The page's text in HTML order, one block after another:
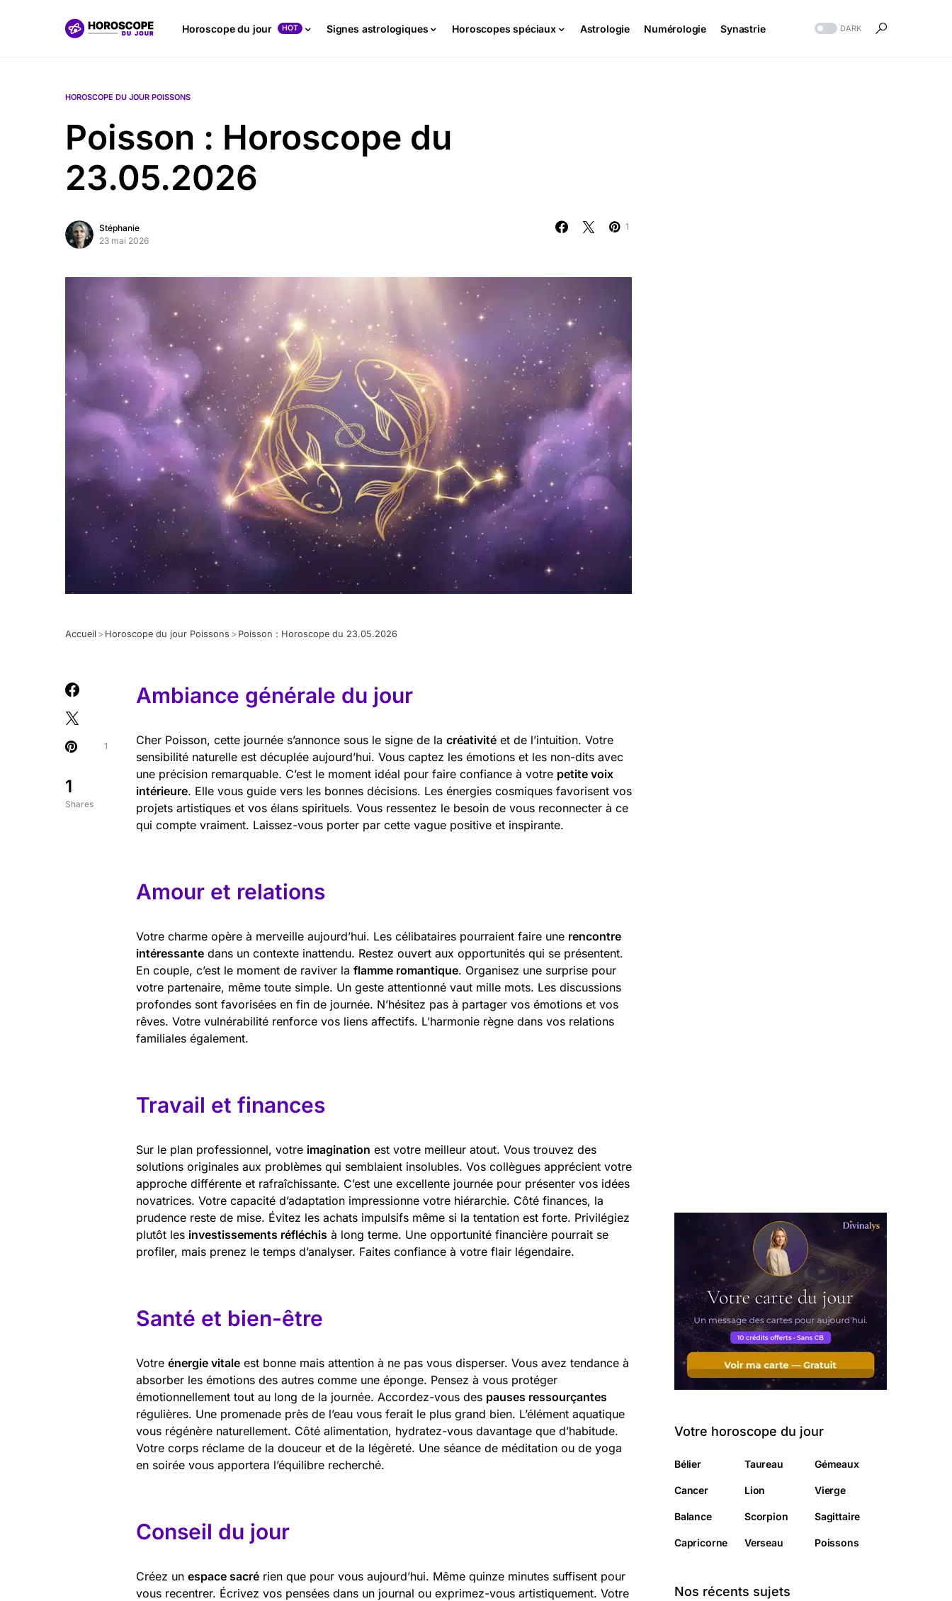
Horoscope du jour HOT Signes astrologiques Horoscopes spéciaux Astrologie Numérologie Synastrie DARK
HOROSCOPE DU JOUR POISSONS
Poisson : Horoscope du
23.05.2026
Stéphanie
23 mai 2026
1
Accueil > Horoscope du jour Poissons > Poisson : Horoscope du 23.05.2026
1
Shares
1
Ambiance générale du jour
Cher Poisson, cette journée s’annonce sous le signe de la créativité et de l’intuition. Votre
sensibilité naturelle est décuplée aujourd’hui. Vous captez les émotions et les non-dits avec
une précision remarquable. C’est le moment idéal pour faire confiance à votre petite voix
intérieure. Elle vous guide vers les bonnes décisions. Les énergies cosmiques favorisent vos
projets artistiques et vos élans spirituels. Vous ressentez le besoin de vous reconnecter à ce
qui compte vraiment. Laissez-vous porter par cette vague positive et inspirante.
Amour et relations
Votre charme opère à merveille aujourd’hui. Les célibataires pourraient faire une rencontre
intéressante dans un contexte inattendu. Restez ouvert aux opportunités qui se présentent.
En couple, c’est le moment de raviver la flamme romantique. Organisez une surprise pour
votre partenaire, même toute simple. Un geste attentionné vaut mille mots. Les discussions
profondes sont favorisées en fin de journée. N’hésitez pas à partager vos émotions et vos
rêves. Votre vulnérabilité renforce vos liens affectifs. L’harmonie règne dans vos relations
familiales également.
Travail et finances
Sur le plan professionnel, votre imagination est votre meilleur atout. Vous trouvez des
solutions originales aux problèmes qui semblaient insolubles. Vos collègues apprécient votre
approche différente et rafraîchissante. C’est une excellente journée pour présenter vos idées
novatrices. Votre capacité d’adaptation impressionne votre hiérarchie. Côté finances, la
prudence reste de mise. Évitez les achats impulsifs même si la tentation est forte. Privilégiez
plutôt les investissements réfléchis à long terme. Une opportunité financière pourrait se
profiler, mais prenez le temps d’analyser. Faites confiance à votre flair légendaire.
Santé et bien-être
Votre énergie vitale est bonne mais attention à ne pas vous disperser. Vous avez tendance à
absorber les émotions des autres comme une éponge. Pensez à vous protéger
émotionnellement tout au long de la journée. Accordez-vous des pauses ressourçantes
régulières. Une promenade près de l’eau vous ferait le plus grand bien. L’élément aquatique
vous régénère naturellement. Côté alimentation, hydratez-vous davantage que d’habitude.
Votre corps réclame de la douceur et de la légèreté. Une séance de méditation ou de yoga
en soirée vous apportera l’équilibre recherché.
Conseil du jour
Créez un espace sacré rien que pour vous aujourd’hui. Même quinze minutes suffisent pour
vous recentrer. Écrivez vos pensées dans un journal ou exprimez-vous artistiquement. Votre
Votre horoscope du jour
Bélier Taureau Gémeaux
Cancer Lion Vierge
Balance Scorpion Sagittaire
Capricorne Verseau Poissons
Nos récents sujets